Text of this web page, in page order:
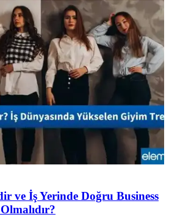
ve İş Yerinde Doğru Business